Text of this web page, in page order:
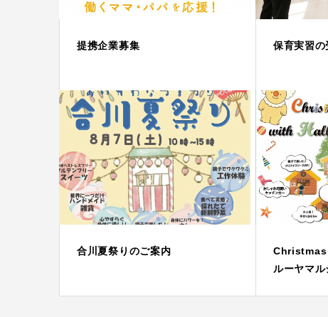
提携企業募集 保育実習の
合川夏祭りのご案内
ルーヤマル